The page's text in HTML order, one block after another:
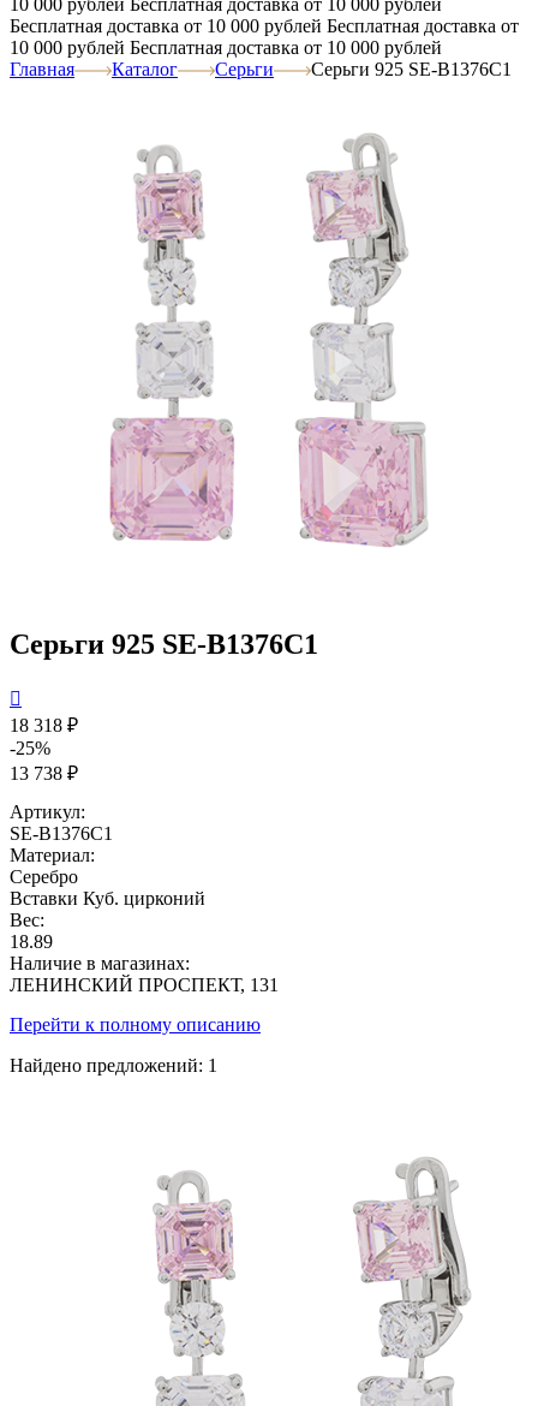
10 000 рублей Бесплатная доставка от 10 000 рублей
Бесплатная доставка от 10 000 рублей Бесплатная доставка от
10 000 рублей Бесплатная доставка от 10 000 рублей
Главная
Каталог Серьги Серьги 925 SE-B1376C1
Серьги 925 SE-B1376C1

18 318 ₽
-25%
13 738 ₽
Артикул:
SE-B1376C1
Материал:
Серебро
Вставки Куб. цирконий
Вес:
18.89
Наличие в магазинах:
ЛЕНИНСКИЙ ПРОСПЕКТ, 131
Перейти к полному описанию
Найдено предложений: 1